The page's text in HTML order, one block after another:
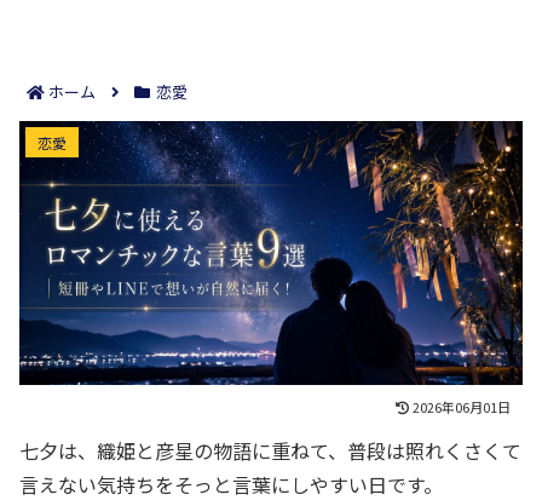
ホーム 恋愛
七夕に使えるロマンチックな言葉9選｜短冊やLINE
で想いが自然に届く！
恋愛
2026年06月01日
七夕は、織姫と彦星の物語に重ねて、普段は照れくさくて
言えない気持ちをそっと言葉にしやすい日です。